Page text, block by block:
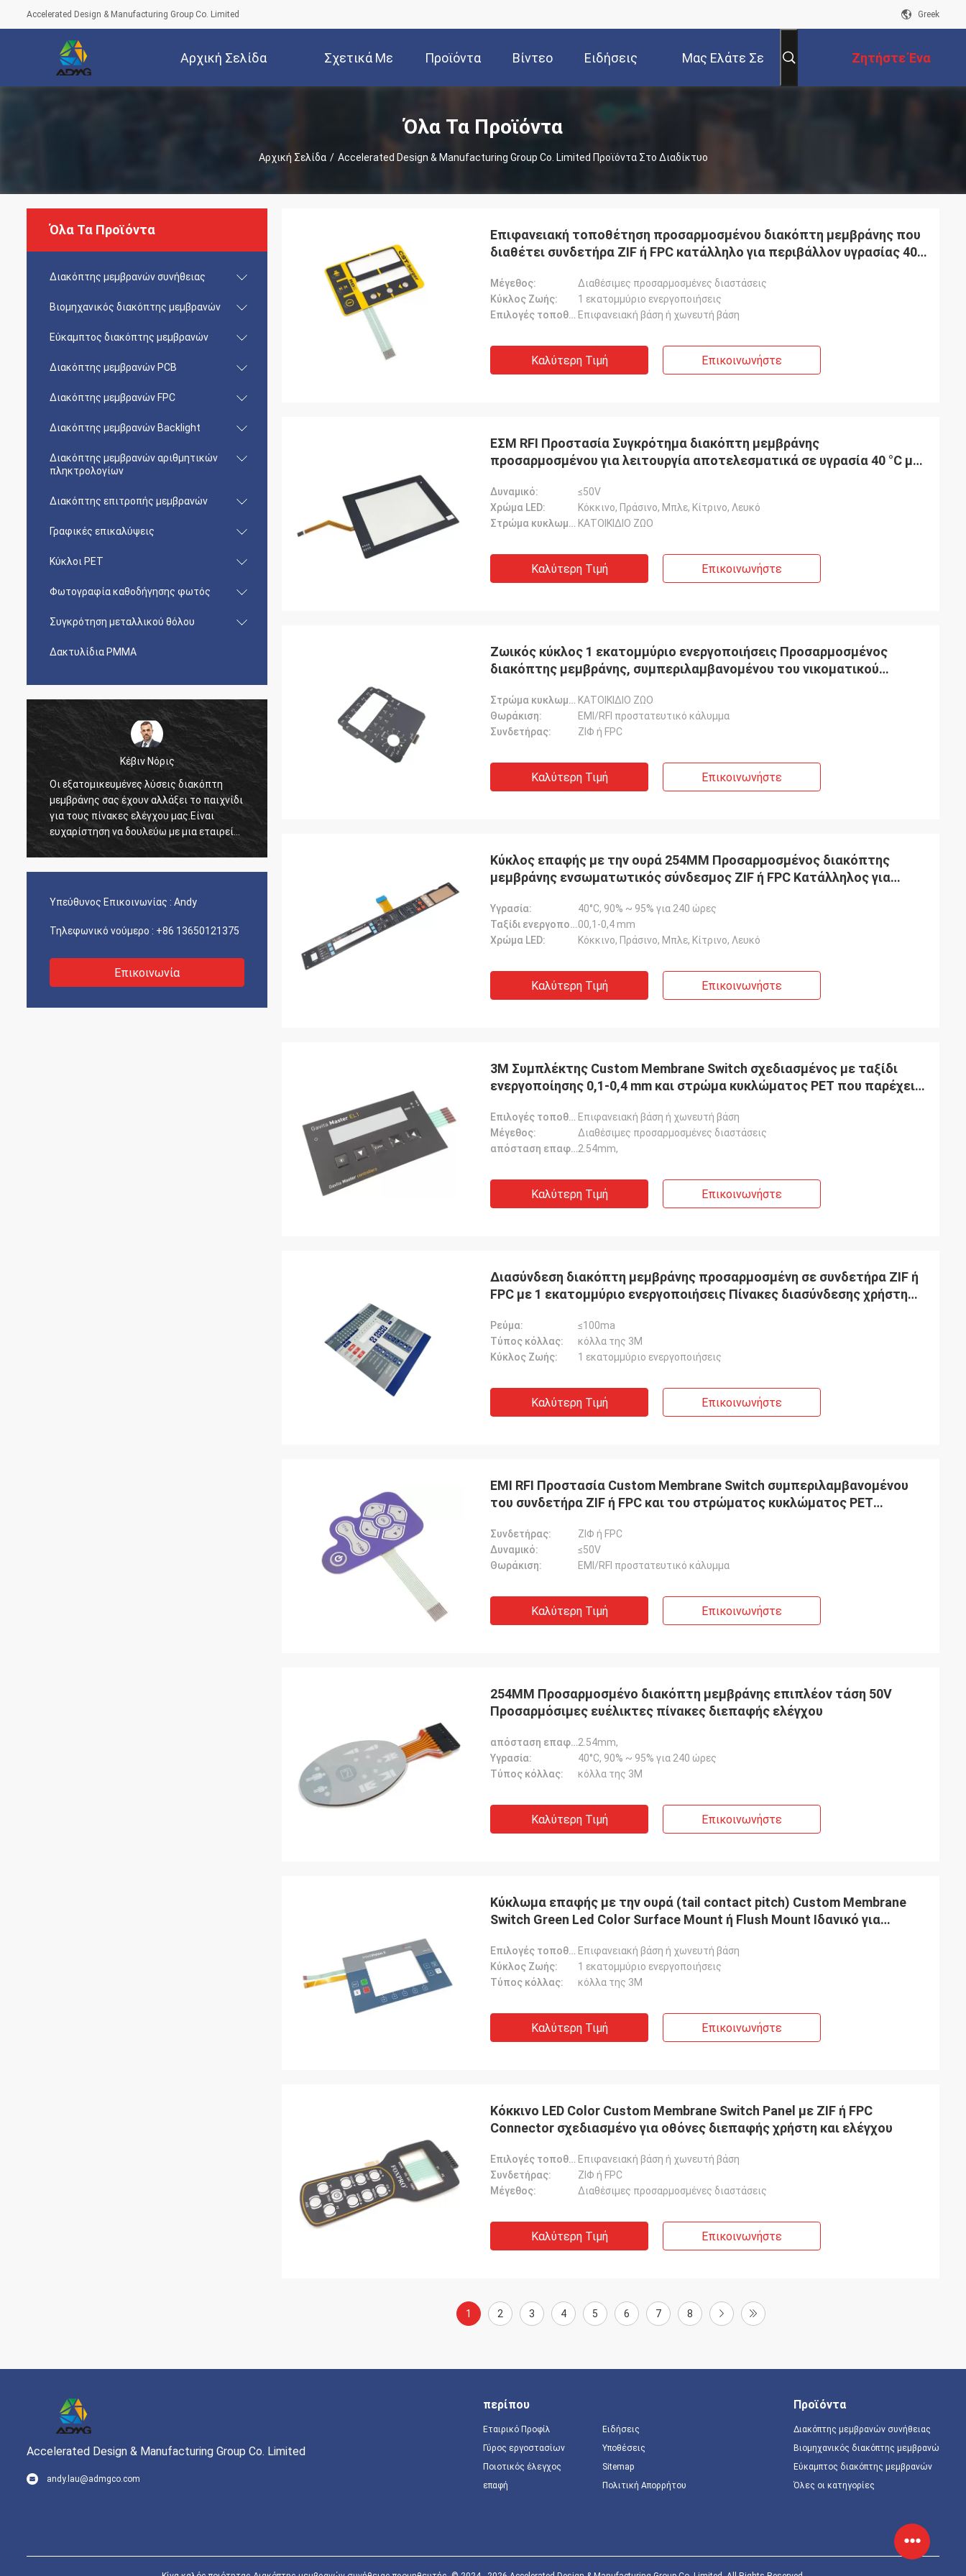
Accelerated Design & Manufacturing Group Co. Limited Greek
Αρχική Σελίδα Σχετικά Με Προϊόντα Βίντεο Ειδήσεις Μας Ελάτε Σε Ζητήστε Ένα
Απόσπασμα
Όλα Τα Προϊόντα
Αρχική Σελίδα / Accelerated Design & Manufacturing Group Co. Limited Προϊόντα Στο Διαδίκτυο
Όλα Τα Προϊόντα
Διακόπτης μεμβρανών συνήθειας
Βιομηχανικός διακόπτης μεμβρανών
Εύκαμπτος διακόπτης μεμβρανών
Διακόπτης μεμβρανών PCB
Διακόπτης μεμβρανών FPC
Διακόπτης μεμβρανών Backlight
Διακόπτης μεμβρανών αριθμητικών
πληκτρολογίων
Διακόπτης επιτροπής μεμβρανών
Γραφικές επικαλύψεις
Κύκλοι PET
Φωτογραφία καθοδήγησης φωτός
Συγκρότηση μεταλλικού θόλου
Δακτυλίδια PMMA
Κέβιν Νόρις
Οι εξατομικευμένες λύσεις διακόπτη
μεμβράνης σας έχουν αλλάξει το παιχνίδι
για τους πίνακες ελέγχου μας.Είναι
ευχαρίστηση να δουλεύω με μια εταιρεία
που καταλαβαίνει τις ανάγκες μας τόσο
Ρέιτσελ Στέρλινγκ
Ντέρικ Μαρς
Μας εντυπωσίασε η ταχεία ανταπόκριση
Οι διακόπτες μεμβράνης σας έχουν
προμηθευτή που παρέχει σταθερά τόσο
υψηλά πρότυπα ποιότητας και
Υπεύθυνος Επικοινωνίας : Andy
Τηλεφωνικό νούμερο : +86 13650121375
Επικοινωνία
Επιφανειακή τοποθέτηση προσαρμοσμένου διακόπτη μεμβράνης που
διαθέτει συνδετήρα ZIF ή FPC κατάλληλο για περιβάλλον υγρασίας 40
Μέγεθος:
Διαθέσιμες προσαρμοσμένες διαστάσεις
Κύκλος Ζωής:
1 εκατομμύριο ενεργοποιήσεις
Επιλογές τοποθέτησης: Επιφανειακή βάση ή χωνευτή βάση
Καλύτερη Τιμή Επικοινωνήστε
ΕΣΜ RFI Προστασία Συγκρότημα διακόπτη μεμβράνης
προσαρμοσμένου για λειτουργία αποτελεσματικά σε υγρασία 40 °C με
Δυναμικό:
≤50V
Χρώμα LED:
Κόκκινο, Πράσινο, Μπλε, Κίτρινο, Λευκό
Στρώμα κυκλωμάτων: ΚΑΤΟΙΚΙΔΙΟ ΖΩΟ
Καλύτερη Τιμή Επικοινωνήστε
Ζωικός κύκλος 1 εκατομμύριο ενεργοποιήσεις Προσαρμοσμένος
διακόπτης μεμβράνης, συμπεριλαμβανομένου του νικοματικού
πάνελ ελέγχου
Στρώμα κυκλωμάτων: ΚΑΤΟΙΚΙΔΙΟ ΖΩΟ
Θωράκιση:
EMI/RFI προστατευτικό κάλυμμα
Συνδετήρας:
ΖΙΦ ή FPC
Καλύτερη Τιμή Επικοινωνήστε
Κύκλος επαφής με την ουρά 254MM Προσαρμοσμένος διακόπτης
μεμβράνης ενσωματωτικός σύνδεσμος ZIF ή FPC Κατάλληλος για
Υγρασία:
40°C, 90% ~ 95% για 240 ώρες
Ταξίδι ενεργοποίησης:00,1-0,4 mm
Χρώμα LED:
Κόκκινο, Πράσινο, Μπλε, Κίτρινο, Λευκό
Καλύτερη Τιμή Επικοινωνήστε
3M Συμπλέκτης Custom Membrane Switch σχεδιασμένος με ταξίδι
ενεργοποίησης 0,1-0,4 mm και στρώμα κυκλώματος PET που παρέχει
Επιλογές τοποθέτησης: Επιφανειακή βάση ή χωνευτή βάση
Μέγεθος:
Διαθέσιμες προσαρμοσμένες διαστάσεις
απόσταση επαφής ουράς:2.54mm,
Καλύτερη Τιμή Επικοινωνήστε
Διασύνδεση διακόπτη μεμβράνης προσαρμοσμένη σε συνδετήρα ZIF ή
FPC με 1 εκατομμύριο ενεργοποιήσεις Πίνακες διασύνδεσης χρήστη
Ρεύμα:
≤100ma
Τύπος κόλλας:
κόλλα της 3M
Κύκλος Ζωής:
1 εκατομμύριο ενεργοποιήσεις
Καλύτερη Τιμή Επικοινωνήστε
EMI RFI Προστασία Custom Membrane Switch συμπεριλαμβανομένου
του συνδετήρα ZIF ή FPC και του στρώματος κυκλώματος PET
Συνδετήρας:
ΖΙΦ ή FPC
Δυναμικό:
≤50V
Θωράκιση:
EMI/RFI προστατευτικό κάλυμμα
Καλύτερη Τιμή Επικοινωνήστε
254MM Προσαρμοσμένο διακόπτη μεμβράνης επιπλέον τάση 50V
Προσαρμόσιμες ευέλικτες πίνακες διεπαφής ελέγχου
απόσταση επαφής ουράς:2.54mm,
Υγρασία:
40°C, 90% ~ 95% για 240 ώρες
Τύπος κόλλας:
κόλλα της 3M
Καλύτερη Τιμή Επικοινωνήστε
Κύκλωμα επαφής με την ουρά (tail contact pitch) Custom Membrane
Switch Green Led Color Surface Mount ή Flush Mount Ιδανικό για
Επιλογές τοποθέτησης: Επιφανειακή βάση ή χωνευτή βάση
Κύκλος Ζωής:
1 εκατομμύριο ενεργοποιήσεις
Τύπος κόλλας:
κόλλα της 3M
Καλύτερη Τιμή Επικοινωνήστε
Κόκκινο LED Color Custom Membrane Switch Panel με ZIF ή FPC
Connector σχεδιασμένο για οθόνες διεπαφής χρήστη και ελέγχου
Επιλογές τοποθέτησης: Επιφανειακή βάση ή χωνευτή βάση
Συνδετήρας:
ΖΙΦ ή FPC
Μέγεθος:
Διαθέσιμες προσαρμοσμένες διαστάσεις
Καλύτερη Τιμή Επικοινωνήστε
1 2 3 4 5 6 7 8
Accelerated Design & Manufacturing Group Co. Limited
andy.lau@admgco.com
περίπου
Εταιρικό Προφίλ
Γύρος εργοστασίων
Ποιοτικός έλεγχος
επαφή
Ειδήσεις
Υποθέσεις
Sitemap
Πολιτική Απορρήτου
Προϊόντα
Διακόπτης μεμβρανών συνήθειας
Βιομηχανικός διακόπτης μεμβρανών
Εύκαμπτος διακόπτης μεμβρανών
Όλες οι κατηγορίες